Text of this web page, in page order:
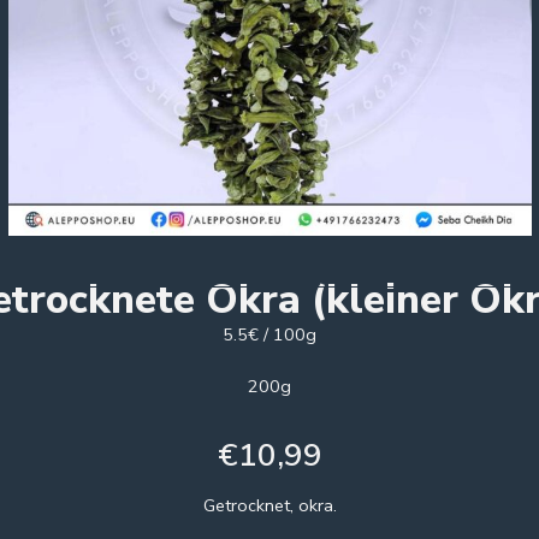
Okra (kleiner
5.5€ / 100g
200g
€10,99
Getrocknet, okra.